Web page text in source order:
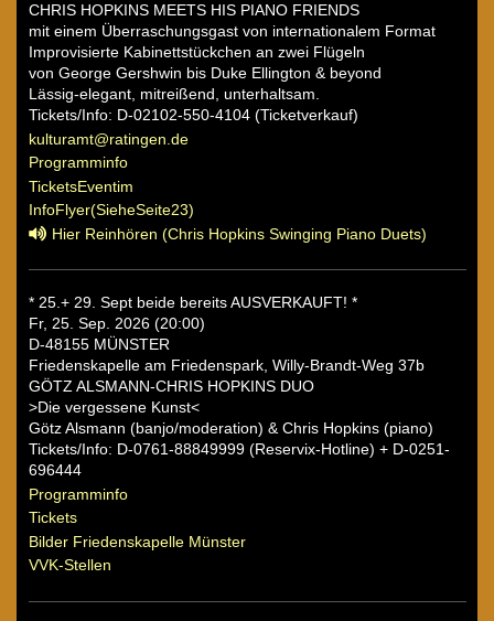
CHRIS HOPKINS MEETS HIS PIANO FRIENDS
mit einem Überraschungsgast von internationalem Format
Improvisierte Kabinettstückchen an zwei Flügeln
von George Gershwin bis Duke Ellington & beyond
Lässig-elegant, mitreißend, unterhaltsam.
Tickets/Info: D-02102-550-4104 (Ticketverkauf)
kulturamt@ratingen.de
Programminfo
TicketsEventim
InfoFlyer(SieheSeite23)
Hier Reinhören (Chris Hopkins Swinging Piano Duets)
* 25.+ 29. Sept beide bereits AUSVERKAUFT! *
Fr, 25. Sep. 2026 (20:00)
D-48155 MÜNSTER
Friedenskapelle am Friedenspark, Willy-Brandt-Weg 37b
GÖTZ ALSMANN-CHRIS HOPKINS DUO
>Die vergessene Kunst<
Götz Alsmann (banjo/moderation) & Chris Hopkins (piano)
Tickets/Info: D-0761-88849999 (Reservix-Hotline) + D-0251-
696444
Programminfo
Tickets
Bilder Friedenskapelle Münster
VVK-Stellen